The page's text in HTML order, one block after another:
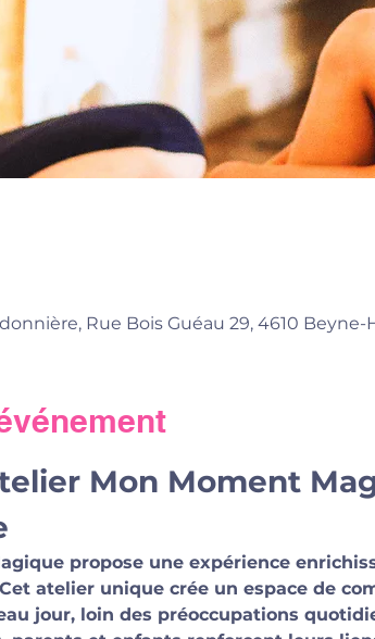
Rue Bois Guéau 29, 4610 Beyne-
Mon Moment
propose une expérience
atelier unique crée un espace de
jour, loin des préoccupations